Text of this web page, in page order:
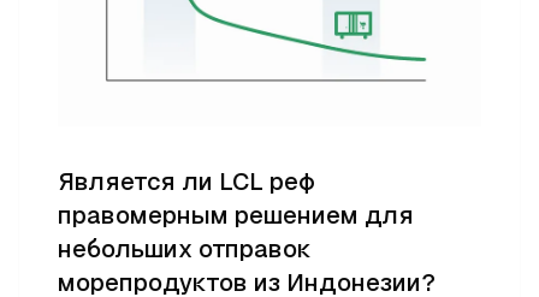
Является ли LCL реф
правомерным решением для
небольших отправок
морепродуктов из Индонезии?